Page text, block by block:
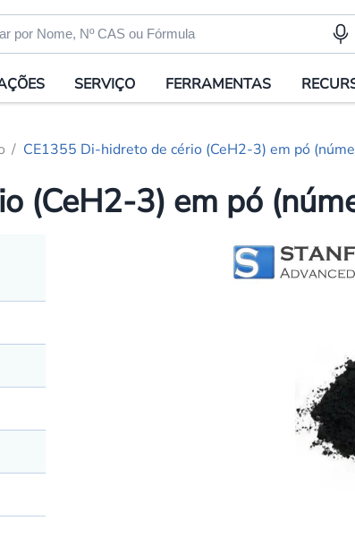
SERVIÇO FERRAMENTAS
CE1355 Di-hidreto de cério (CeH2-3) em pó
(CeH2-3) em pó